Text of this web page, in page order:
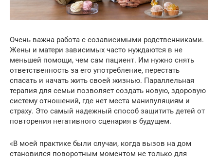
Очень важна работа с созависимыми родственниками.
Жены и матери зависимых часто нуждаются в не
меньшей помощи, чем сам пациент. Им нужно снять
ответственность за его употребление, перестать
спасать и начать жить своей жизнью. Параллельная
терапия для семьи позволяет создать новую, здоровую
систему отношений, где нет места манипуляциям и
страху. Это самый надежный способ защитить детей от
повторения негативного сценария в будущем.
«В моей практике были случаи, когда вызов на дом
становился поворотным моментом не только для